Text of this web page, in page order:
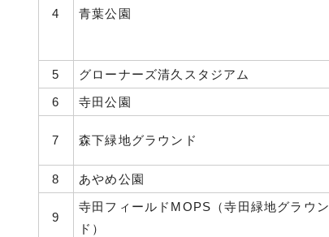
4 青葉公園
5
グローナーズ清久スタジアム
6
寺田公園
7 森下緑地グラウンド
8
あやめ公園
9
寺田フィールドMOPS（寺田緑地グラウン
ド）